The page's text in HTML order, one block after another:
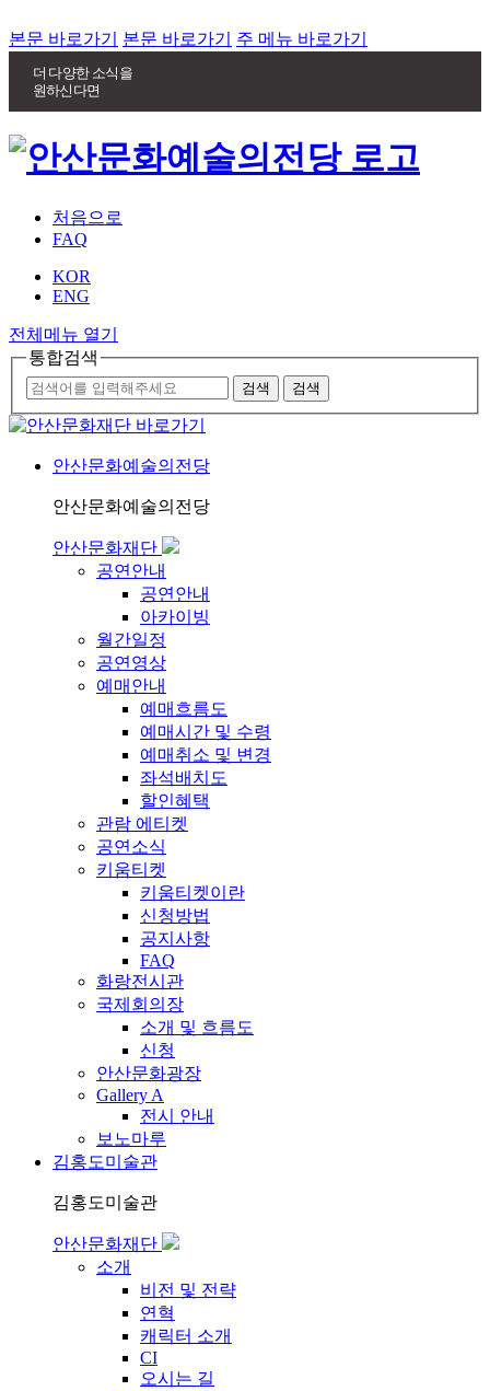
본문 바로가기 본문 바로가기 주 메뉴 바로가기
더 다양한 소식을
원하신다면
처음으로
FAQ
KOR
ENG
전체메뉴 열기
통합검색
안산문화예술의전당
안산문화예술의전당
안산문화재단
공연안내
공연안내
아카이빙
월간일정
공연영상
예매안내
예매흐름도
예매시간 및 수령
예매취소 및 변경
좌석배치도
할인혜택
관람 에티켓
공연소식
키움티켓
키움티켓이란
신청방법
공지사항
FAQ
화랑전시관
국제회의장
소개 및 흐름도
신청
안산문화광장
Gallery A
전시 안내
보노마루
김홍도미술관
김홍도미술관
안산문화재단
소개
비전 및 전략
연혁
캐릭터 소개
CI
오시는 길